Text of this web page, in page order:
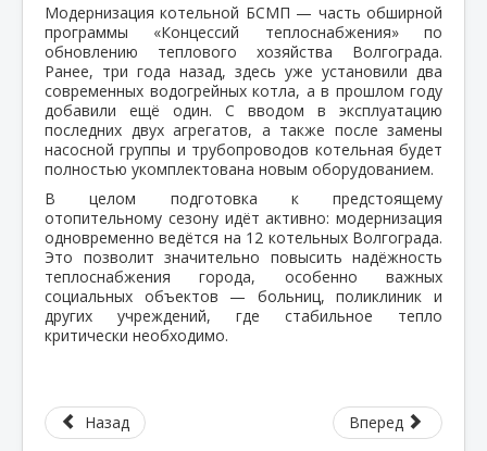
Модернизация котельной БСМП — часть обширной
программы «Концессий теплоснабжения» по
обновлению теплового хозяйства Волгограда.
Ранее, три года назад, здесь уже установили два
современных водогрейных котла, а в прошлом году
добавили ещё один. С вводом в эксплуатацию
последних двух агрегатов, а также после замены
насосной группы и трубопроводов котельная будет
полностью укомплектована новым оборудованием.
В целом подготовка к предстоящему
отопительному сезону идёт активно: модернизация
одновременно ведётся на 12 котельных Волгограда.
Это позволит значительно повысить надёжность
теплоснабжения города, особенно важных
социальных объектов — больниц, поликлиник и
других учреждений, где стабильное тепло
критически необходимо.
Назад Вперед